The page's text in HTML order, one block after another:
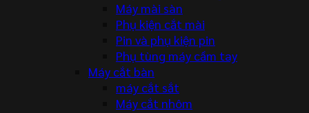
Máy mài sàn
Phụ kiện cắt mài
Pin và phụ kiện pin
Phụ tùng máy cầm tay
Máy cắt bàn
máy cắt sắt
Máy cắt nhôm